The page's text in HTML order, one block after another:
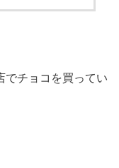
でチョコを買ってい